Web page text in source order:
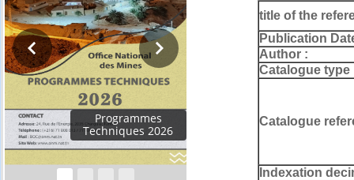
Rapport d'activités
2024
title of the
Publication
Author :
Catalogue type
Catalogue
Indexation